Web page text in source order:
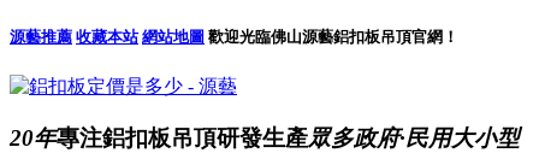
源藝推薦 收藏本站 網站地圖 歡迎光臨佛山源藝鋁扣板吊頂官網！
20年專注鋁扣板吊頂研發生產眾多政府·民用大小型